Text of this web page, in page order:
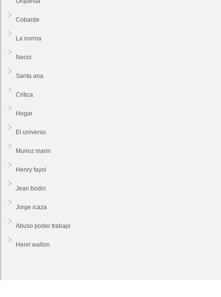
Cobarde
La norma
Necio
Santa ana
Critica
Hogar
El universo
Munoz marin
Henry fayol
Jean bodin
Jorge icaza
Abuso poder trabajo
Henri wallon